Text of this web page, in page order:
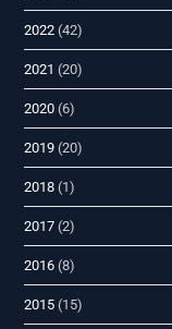
2022 (42)
2021 (20)
2020 (6)
2019 (20)
2018 (1)
2017 (2)
2016 (8)
2015 (15)